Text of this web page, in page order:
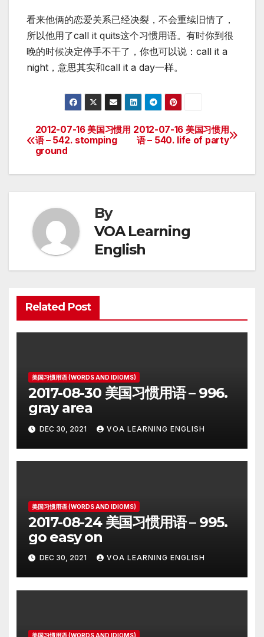
看来他俩的恋爱关系已经决裂，不会重续旧情了，
所以他用了call it quits这个习惯用语。有时你到很
晚的时候决定停手不干了，你也可以说：call it a
night，意思其实和call it a day一样。
Post
navigation
2012-07-16 美国习惯用
语 – 540. life of party
2012-07-16 美国习惯用
语 – 542. stomping
ground
By
VOA Learning
English
Related Post
美国习惯用语 (WORDS AND IDIOMS)
2017-08-30 美国习惯用语 – 996.
gray area
DEC 30, 2021 VOA LEARNING ENGLISH
美国习惯用语 (WORDS AND IDIOMS)
2017-08-24 美国习惯用语 – 995.
go easy on
DEC 30, 2021 VOA LEARNING ENGLISH
美国习惯用语 (WORDS AND IDIOMS)